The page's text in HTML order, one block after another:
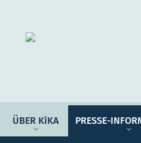
ÜBER KiKA PRESSE-
Organisation
INFORMATIONEN